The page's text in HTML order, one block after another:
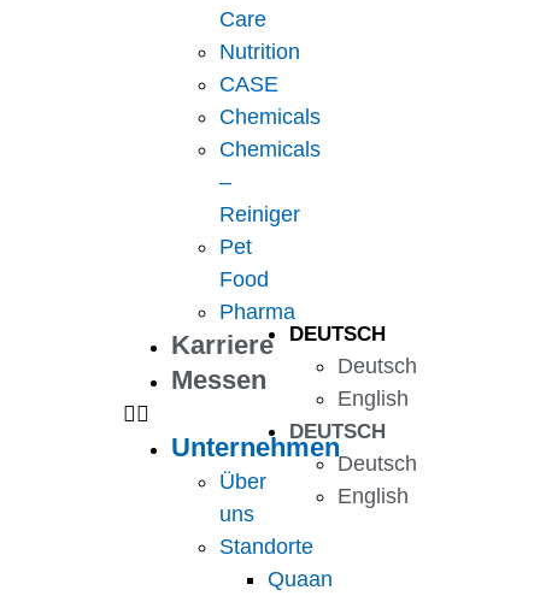
Care
Nutrition
CASE
Chemicals
Chemicals
–
Reiniger
Pet
Food
Pharma
Karriere
Messen
Unternehmen
Über
uns
Standorte
Quaan
DEUTSCH
Deutsch
English
DEUTSCH
Deutsch
English